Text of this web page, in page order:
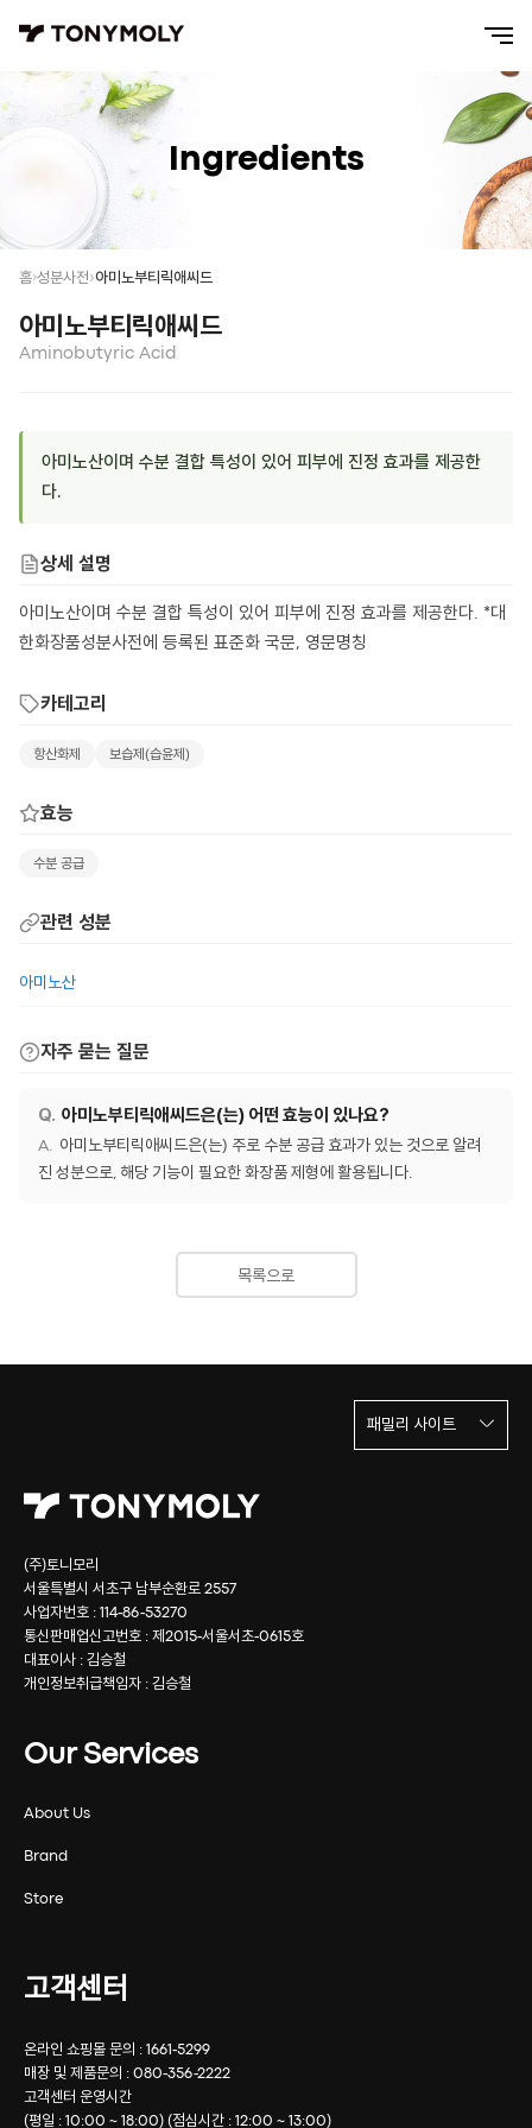
Ingredients
홈 성분사전 아미노부티릭애씨드
아미노부티릭애씨드
Aminobutyric Acid
아미노산이며 수분 결합 특성이 있어 피부에 진정 효과를 제공한
다.
상세 설명
아미노산이며 수분 결합 특성이 있어 피부에 진정 효과를 제공한다. *대
한화장품성분사전에 등록된 표준화 국문, 영문명칭
카테고리
항산화제 보습제(습윤제)
효능
수분 공급
관련 성분
아미노산
자주 묻는 질문
아미노부티릭애씨드은(는) 어떤 효능이 있나요?
아미노부티릭애씨드은(는) 주로 수분 공급 효과가 있는 것으로 알려
진 성분으로, 해당 기능이 필요한 화장품 제형에 활용됩니다.
목록으로
(주)토니모리
서울특별시 서초구 남부순환로 2557
사업자번호 : 114-86-53270
통신판매업신고번호 : 제2015-서울서초-0615호
대표이사 : 김승철
개인정보취급책임자 : 김승철
Our Services
About Us
Brand
Store
고객센터
온라인 쇼핑몰 문의 : 1661-5299
매장 및 제품문의 : 080-356-2222
고객센터 운영시간
(평일 : 10:00 ~ 18:00) (점심시간 : 12:00 ~ 13:00)
패밀리 사이트